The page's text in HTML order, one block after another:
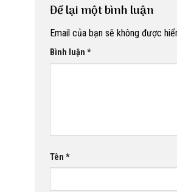
Để lại một bình luận
Email của bạn sẽ không được
Bình luận *
Tên *